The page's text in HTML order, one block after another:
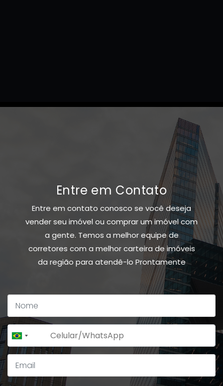
Entre em Contato
Entre em contato conosco se você deseja
vender seu imóvel ou comprar um imóvel com
a gente. Temos a melhor equipe de
corretores com a melhor carteira de imóveis
da região para atendê-lo Prontamente
Brazil
+55